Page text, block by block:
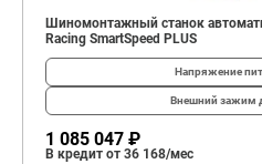
Шиномонтажный станок
Racing SmartSpeed PLUS
Напряжение
Внешний зажим
1 085 047 ₽
В кредит от 36 168/мес